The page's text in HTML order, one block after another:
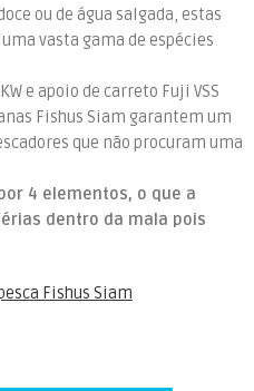
ou de água salgada, estas
vasta gama de espécies
e apoio de carreto Fuji VSS
Fishus Siam garantem um
que não procuram uma
4 elementos, o que a
dentro da mala pois
Fishus Siam